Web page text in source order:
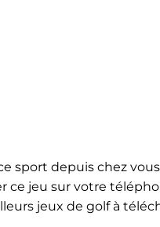
sport depuis chez vous
ce jeu sur votre
jeux de golf à